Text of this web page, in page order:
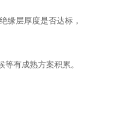
缘层厚度是否达标，
有成熟方案积累。